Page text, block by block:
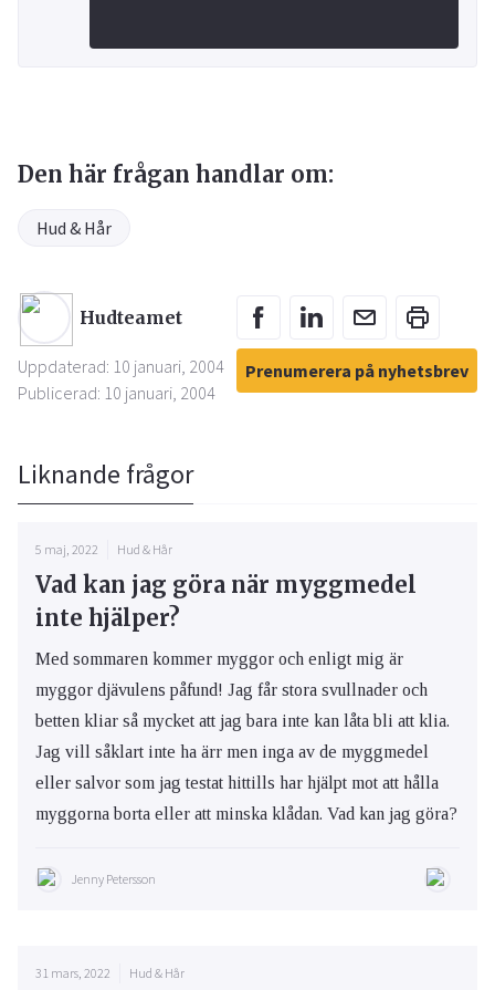
Den här frågan handlar om:
Hud & Hår
Hudteamet
Uppdaterad: 10 januari, 2004
Publicerad: 10 januari, 2004
Prenumerera på nyhetsbrev
Liknande frågor
5 maj, 2022 Hud & Hår
Vad kan jag göra när myggmedel
inte hjälper?
Med sommaren kommer myggor och enligt mig är
myggor djävulens påfund! Jag får stora svullnader och
betten kliar så mycket att jag bara inte kan låta bli att klia.
Jag vill såklart inte ha ärr men inga av de myggmedel
eller salvor som jag testat hittills har hjälpt mot att hålla
myggorna borta eller att minska klådan. Vad kan jag göra?
Jenny Petersson
31 mars, 2022 Hud & Hår